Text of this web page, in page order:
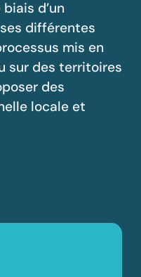
d’un
différentes
mis en
sur des territoires
des
locale et